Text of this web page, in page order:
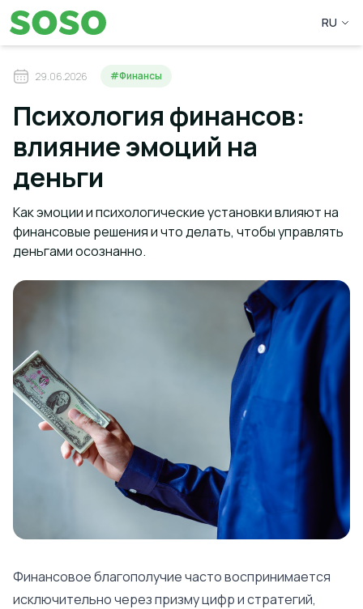
RU
29.06.2026 #Финансы
Психология финансов:
влияние эмоций на
деньги
Как эмоции и психологические установки влияют на
финансовые решения и что делать, чтобы управлять
деньгами осознанно.
Финансовое благополучие часто воспринимается
исключительно через призму цифр и стратегий,